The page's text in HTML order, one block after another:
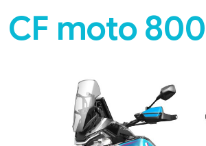
CF moto